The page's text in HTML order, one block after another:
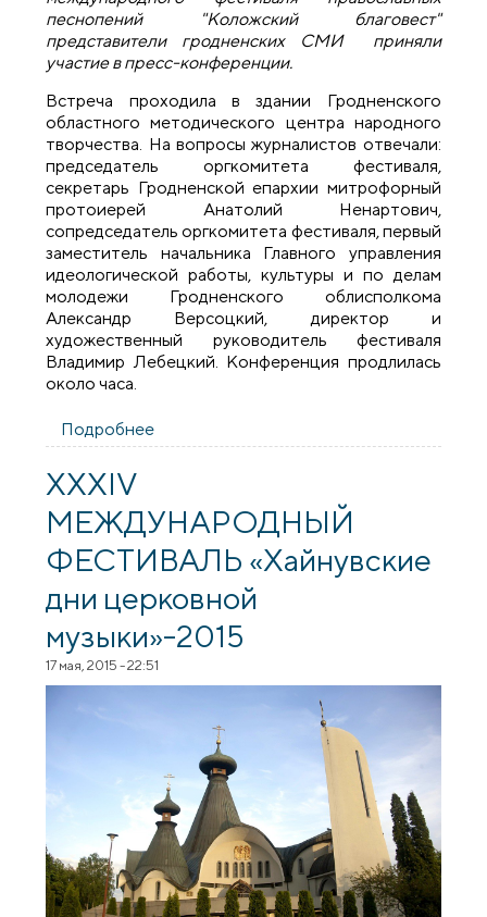
песнопений "Коложский благовест"
представители гродненских СМИ приняли
участие в пресс-конференции.
Встреча проходила в здании Гродненского
областного методического центра народного
творчества. На вопросы журналистов отвечали:
председатель оргкомитета фестиваля,
секретарь Гродненской епархии митрофорный
протоиерей Анатолий Ненартович,
сопредседатель оргкомитета фестиваля, первый
заместитель начальника Главного управления
идеологической работы, культуры и по делам
молодежи Гродненского облисполкома
Александр Версоцкий, директор и
художественный руководитель фестиваля
Владимир Лебецкий. Конференция продлилась
около часа.
Подробнее
посвященная XV Международному
XXXIV
МЕЖДУНАРОДНЫЙ
ФЕСТИВАЛЬ «Хайнувские
дни церковной
музыки»-2015
17 мая, 2015 - 22:51